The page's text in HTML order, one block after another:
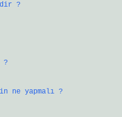
?
?
ne yapmalı ?